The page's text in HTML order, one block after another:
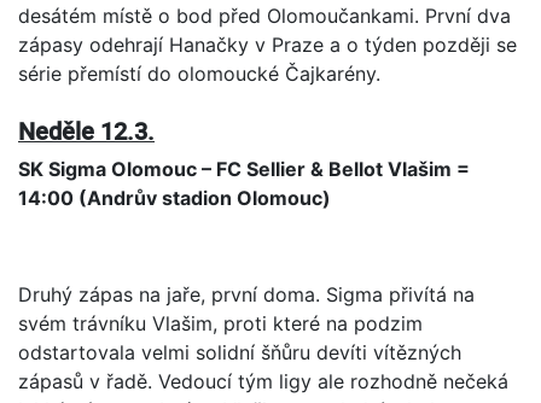
desátém místě o bod před Olomoučankami. První dva
zápasy odehrají Hanačky v Praze a o týden později se
série přemístí do olomoucké Čajkarény.
Neděle 12.3.
SK Sigma Olomouc – FC Sellier & Bellot Vlašim =
14:00 (Andrův stadion Olomouc)
Druhý zápas na jaře, první doma. Sigma přivítá na
svém trávníku Vlašim, proti které na podzim
odstartovala velmi solidní šňůru devíti vítězných
zápasů v řadě. Vedoucí tým ligy ale rozhodně nečeká